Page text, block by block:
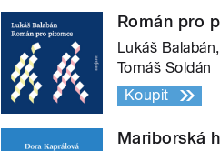
Román pro
Lukáš
Tomáš Soldán
Koupit
Mariborská